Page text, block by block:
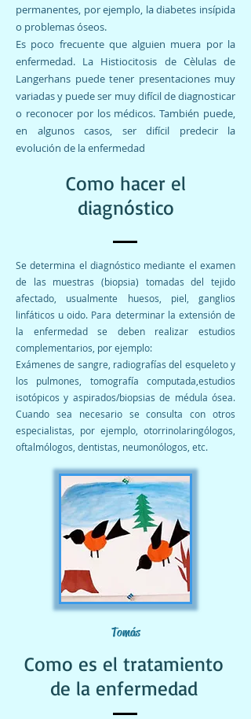
permanentes, por ejemplo, la diabetes insípida
o problemas óseos.
Es poco frecuente que alguien muera por la
enfermedad. La Histiocitosis de Cèlulas de
Langerhans puede tener presentaciones muy
variadas y puede ser muy difícil de diagnosticar
o reconocer por los médicos. También puede,
en algunos casos, ser difícil predecir la
evolución de la enfermedad
Como hacer el
diagnóstico
Se determina el diagnóstico mediante el examen
de las muestras (biopsia) tomadas del tejido
afectado, usualmente huesos, piel, ganglios
linfáticos u oido. Para determinar la extensión de
la enfermedad se deben realizar estudios
complementarios, por ejemplo:
Exámenes de sangre, radiografías del esqueleto y
los pulmones, tomografía computada,estudios
isotópicos y aspirados/biopsias de médula ósea.
Cuando sea necesario se consulta con otros
especialistas, por ejemplo, otorrinolaringólogos,
oftalmólogos, dentistas, neumonólogos, etc.
Tomás
Como es el tratamiento
de la enfermedad